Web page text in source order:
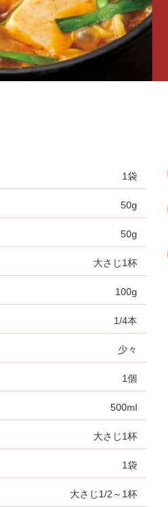
1袋
50g
50g
大さじ1杯
100g
1/4本
少々
1個
500ml
大さじ1杯
1袋
大さじ1/2～1杯